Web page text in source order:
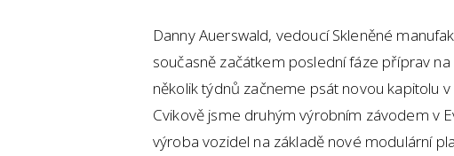
Danny Auerswald, vedoucí Skleněné
současně začátkem poslední fáze příprav
několik týdnů začneme psát novou kapitolu
Cvikově jsme druhým výrobním závodem v
výroba vozidel na základě nové modulární